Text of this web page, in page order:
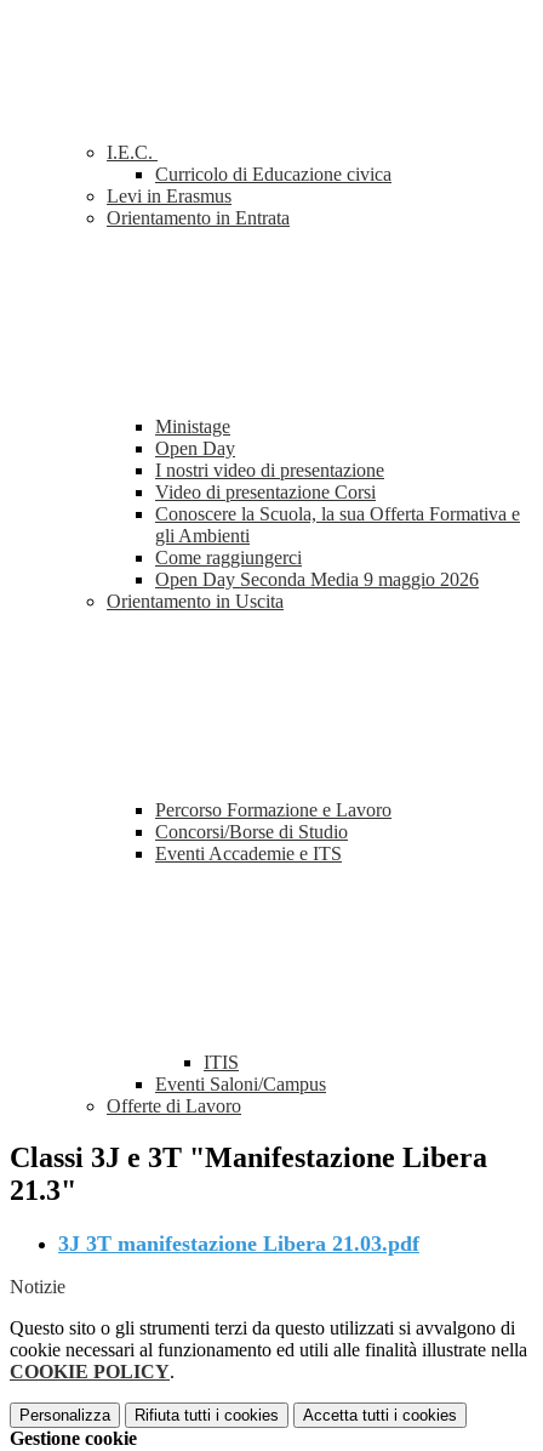
I.E.C.
Curricolo di Educazione civica
Levi in Erasmus
Orientamento in Entrata
Ministage
Open Day
I nostri video di presentazione
Video di presentazione Corsi
Conoscere la Scuola, la sua Offerta Formativa e
gli Ambienti
Come raggiungerci
Open Day Seconda Media 9 maggio 2026
Orientamento in Uscita
Percorso Formazione e Lavoro
Concorsi/Borse di Studio
Eventi Accademie e ITS
ITIS
Eventi Saloni/Campus
Offerte di Lavoro
Classi 3J e 3T "Manifestazione Libera
21.3"
3J 3T manifestazione Libera 21.03.pdf
Notizie
Questo sito o gli strumenti terzi da questo utilizzati si avvalgono di
cookie necessari al funzionamento ed utili alle finalità illustrate nella
COOKIE POLICY.
Personalizza Rifiuta tutti i cookies Accetta tutti i cookies
Gestione cookie